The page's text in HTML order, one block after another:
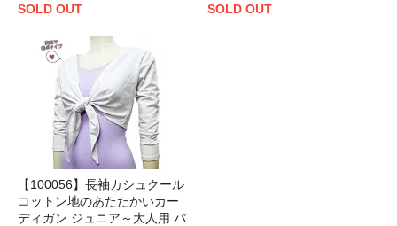
SOLD OUT
SOLD OUT
【100056】長袖カシュクール
コットン地のあたたかいカー
ディガン ジュニア～大人用 バ